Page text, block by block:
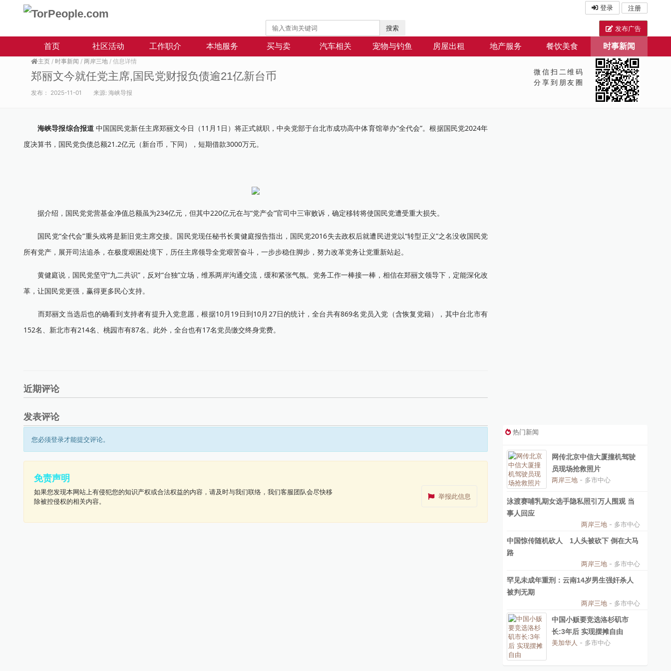
搜索
登录 注册
发布广告
首页 社区活动 工作职介 本地服务 买与卖 汽车相关 宠物与钓鱼 房屋出租 地产服务 餐饮美食 时事新闻
主页 / 时事新闻 / 两岸三地 / 信息详情
郑丽文今就任党主席,国民党财报负债逾21亿新台币
发布： 2025-11-01 来源: 海峡导报
微信扫二维码
分享到朋友圈
海峡导报综合报道中国国民党新任主席郑丽文今日（11月1日）将正式就职，中央党部于台北市成功高中体育馆举办“全代会”。根据国民党2024年
度决算书，国民党负债总额21.2亿元（新台币，下同），短期借款3000万元。
据介绍，国民党党营基金净值总额虽为234亿元，但其中220亿元在与“党产会”官司中三审败诉，确定移转将使国民党遭受重大损失。
国民党“全代会”重头戏将是新旧党主席交接。国民党现任秘书长黄健庭报告指出，国民党2016失去政权后就遭民进党以“转型正义”之名没收国民党
所有党产，展开司法追杀，在极度艰困处境下，历任主席领导全党艰苦奋斗，一步步稳住脚步，努力改革党务让党重新站起。
黄健庭说，国民党坚守“九二共识”，反对“台独”立场，维系两岸沟通交流，缓和紧张气氛。党务工作一棒接一棒，相信在郑丽文领导下，定能深化改
革，让国民党更强，赢得更多民心支持。
而郑丽文当选后也的确看到支持者有提升入党意愿，根据10月19日到10月27日的统计，全台共有869名党员入党（含恢复党籍），其中台北市有
152名、新北市有214名、桃园市有87名。此外，全台也有17名党员缴交终身党费。
近期评论
发表评论
您必须登录才能提交评论。
免责声明
如果您发现本网站上有侵犯您的知识产权或合法权益的内容，请及时与我们联络，我们客服团队会尽快移
除被控侵权的相关内容。
举报此信息
热门新闻
网传北京中信大厦撞机驾驶
员现场抢救照片
两岸三地 - 多市中心
泳渡赛哺乳期女选手隐私照引万人围观 当
事人回应
两岸三地 - 多市中心
中国惊传随机砍人 1人头被砍下 倒在大马
路
两岸三地 - 多市中心
罕见未成年重刑：云南14岁男生强奸杀人
被判无期
两岸三地 - 多市中心
中国小贩要竞选洛杉矶市
长:3年后 实现摆摊自由
美加华人 - 多市中心